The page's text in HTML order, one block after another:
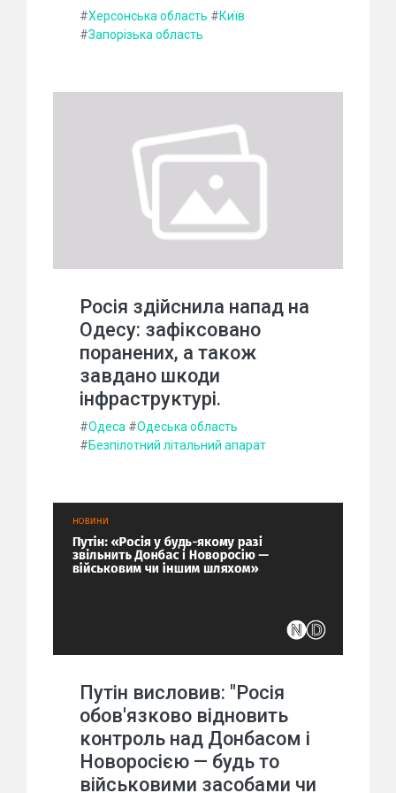
#Херсонська область #Київ
#Запорізька область
Росія здійснила напад на
Одесу: зафіксовано
поранених, а також
завдано шкоди
інфраструктурі.
#Одеса #Одеська область
#Безпілотний літальний апарат
Путін висловив: "Росія
обов'язково відновить
контроль над Донбасом і
Новоросією — будь то
військовими засобами чи